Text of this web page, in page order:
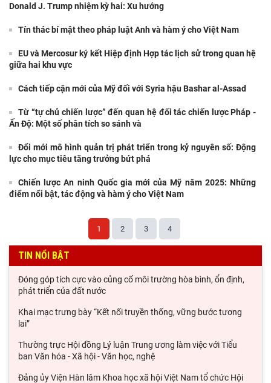
Donald J. Trump nhiệm kỳ hai: Xu hướng
Tín thác bí mật theo pháp luật Anh và hàm ý cho Việt Nam
EU và Mercosur ký kết Hiệp định Hợp tác lịch sử trong quan hệ
giữa hai khu vực
Cách tiếp cận mới của Mỹ đối với Syria hậu Bashar al-Assad
Từ “tự chủ chiến lược” đến quan hệ đối tác chiến lược Pháp -
Ấn Độ: Một số phân tích so sánh và
Đổi mới mô hình quản trị phát triển trong kỷ nguyên số: Động
lực cho mục tiêu tăng trưởng bứt phá
Chiến lược An ninh Quốc gia mới của Mỹ năm 2025: Những
điểm nổi bật, tác động và hàm ý cho Việt Nam
1 2 3 4
TIN NỔI BẬT
Đóng góp tích cực vào củng cố môi trường hòa bình, ổn định,
phát triển của đất nước
Khai mạc trưng bày “Kết nối truyền thống, vững bước tương
lai”
Thường trực Hội đồng Lý luận Trung ương làm việc với Tiểu
ban Văn hóa - Xã hội - Văn học, nghệ
Đảng ủy Viện Hàn lâm Khoa học xã hội Việt Nam tổ chức Hội